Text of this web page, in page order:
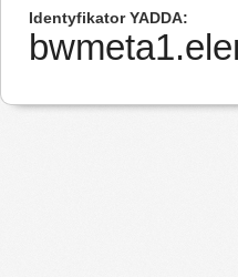
Identyfikator YADDA